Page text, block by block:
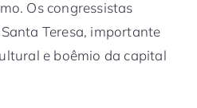
Os congressistas
Teresa, importante
e boêmio da capital